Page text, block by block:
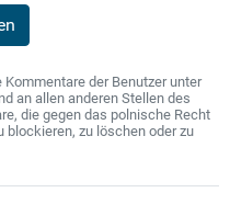
der Benutzer unter
an allen anderen Stellen des
die gegen das polnische Recht
blockieren, zu löschen oder zu